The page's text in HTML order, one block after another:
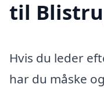
til
Hvis du leder
har du måske